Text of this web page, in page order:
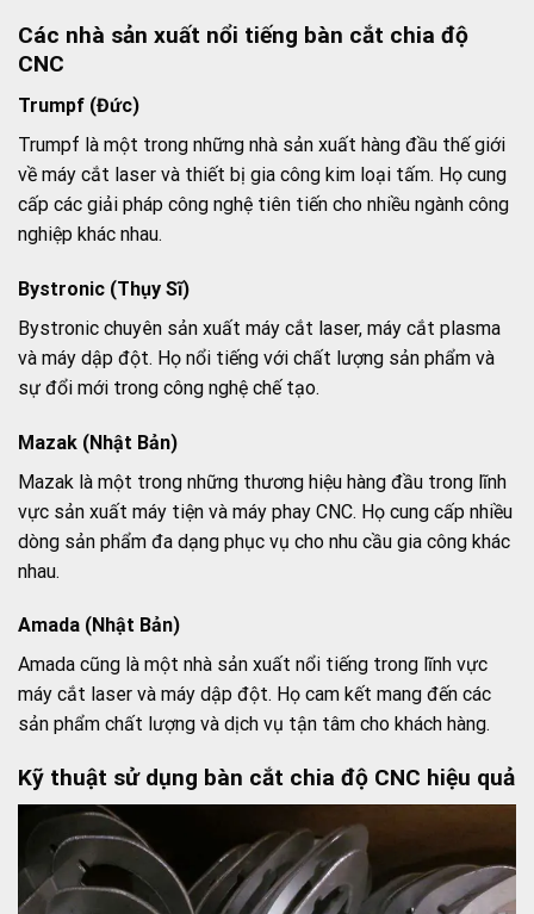
Các nhà sản xuất nổi tiếng bàn cắt chia độ
CNC
Trumpf (Đức)
Trumpf là một trong những nhà sản xuất hàng đầu thế giới
về máy cắt laser và thiết bị gia công kim loại tấm. Họ cung
cấp các giải pháp công nghệ tiên tiến cho nhiều ngành công
nghiệp khác nhau.
Bystronic (Thụy Sĩ)
Bystronic chuyên sản xuất máy cắt laser, máy cắt plasma
và máy dập đột. Họ nổi tiếng với chất lượng sản phẩm và
sự đổi mới trong công nghệ chế tạo.
Mazak (Nhật Bản)
Mazak là một trong những thương hiệu hàng đầu trong lĩnh
vực sản xuất máy tiện và máy phay CNC. Họ cung cấp nhiều
dòng sản phẩm đa dạng phục vụ cho nhu cầu gia công khác
nhau.
Amada (Nhật Bản)
Amada cũng là một nhà sản xuất nổi tiếng trong lĩnh vực
máy cắt laser và máy dập đột. Họ cam kết mang đến các
sản phẩm chất lượng và dịch vụ tận tâm cho khách hàng.
Kỹ thuật sử dụng bàn cắt chia độ CNC hiệu quả